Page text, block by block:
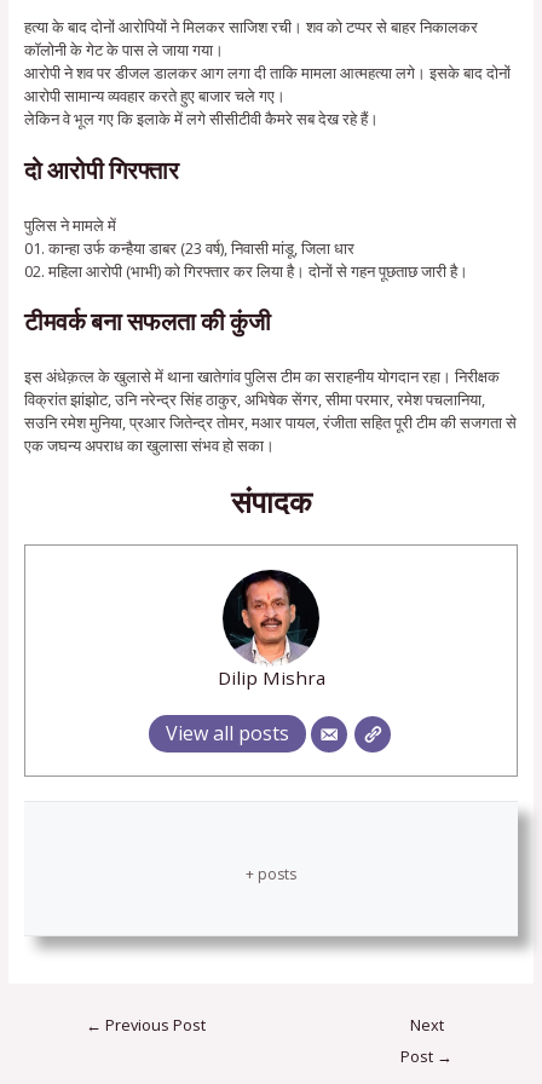
हत्या के बाद दोनों आरोपियों ने मिलकर साजिश रची। शव को टप्पर से बाहर निकालकर
कॉलोनी के गेट के पास ले जाया गया।
आरोपी ने शव पर डीजल डालकर आग लगा दी ताकि मामला आत्महत्या लगे। इसके बाद दोनों
आरोपी सामान्य व्यवहार करते हुए बाजार चले गए।
लेकिन वे भूल गए कि इलाके में लगे सीसीटीवी कैमरे सब देख रहे हैं।
दो आरोपी गिरफ्तार
पुलिस ने मामले में
01. कान्हा उर्फ कन्हैया डाबर (23 वर्ष), निवासी मांडू, जिला धार
02. महिला आरोपी (भाभी) को गिरफ्तार कर लिया है। दोनों से गहन पूछताछ जारी है।
टीमवर्क बना सफलता की कुंजी
इस अंधेक़त्ल के खुलासे में थाना खातेगांव पुलिस टीम का सराहनीय योगदान रहा। निरीक्षक
विक्रांत झांझोट, उनि नरेन्द्र सिंह ठाकुर, अभिषेक सेंगर, सीमा परमार, रमेश पचलानिया,
सउनि रमेश मुनिया, प्रआर जितेन्द्र तोमर, मआर पायल, रंजीता सहित पूरी टीम की सजगता से
एक जघन्य अपराध का खुलासा संभव हो सका।
संपादक
Dilip Mishra
View all posts
+ posts
← Previous Post
Next
Post →